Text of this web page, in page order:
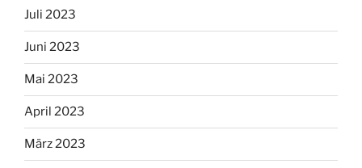
Juli 2023
Juni 2023
Mai 2023
April 2023
März 2023